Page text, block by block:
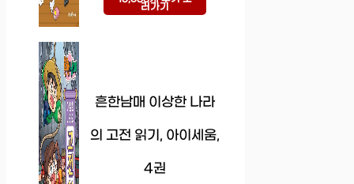
러가기
흔한남매 이상한 나라
의 고전 읽기, 아이세움,
4권